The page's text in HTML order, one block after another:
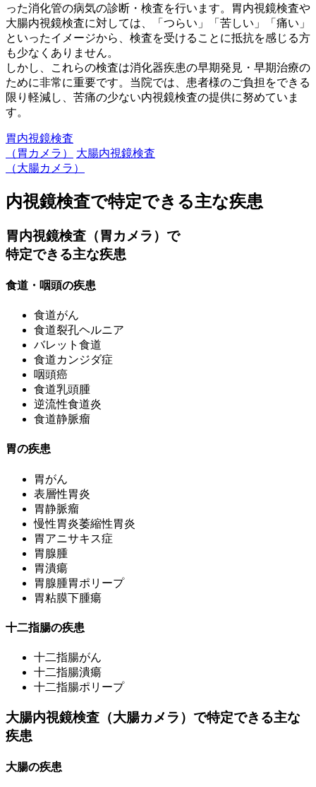
った消化管の病気の診断・検査を行います。胃内視鏡検査や
大腸内視鏡検査に対しては、「つらい」「苦しい」「痛い」
といったイメージから、検査を受けることに抵抗を感じる方
も少なくありません。
しかし、これらの検査は消化器疾患の早期発見・早期治療の
ために非常に重要です。当院では、患者様のご負担をできる
限り軽減し、苦痛の少ない内視鏡検査の提供に努めていま
す。
胃内視鏡検査
（胃カメラ）
大腸内視鏡検査
（大腸カメラ）
内視鏡検査で特定できる主な疾患
胃内視鏡検査（胃カメラ）で
特定できる主な疾患
食道・咽頭の疾患
食道がん
食道裂孔ヘルニア
バレット食道
食道カンジダ症
咽頭癌
食道乳頭腫
逆流性食道炎
食道静脈瘤
胃の疾患
胃がん
表層性胃炎
胃静脈瘤
慢性胃炎萎縮性胃炎
胃アニサキス症
胃腺腫
胃潰瘍
胃腺腫胃ポリープ
胃粘膜下腫瘍
十二指腸の疾患
十二指腸がん
十二指腸潰瘍
十二指腸ポリープ
大腸内視鏡検査（大腸カメラ）で特定できる主な
疾患
大腸の疾患